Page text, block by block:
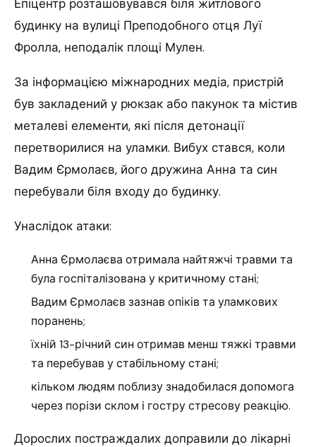
Епіцентр розташовувався біля житлового
будинку на вулиці Преподобного отця Луї
Фролла, неподалік площі Мулен.
За інформацією міжнародних медіа, пристрій
був закладений у рюкзак або пакунок та містив
металеві елементи, які після детонації
перетворилися на уламки. Вибух стався, коли
Вадим Єрмолаєв, його дружина Анна та син
перебували біля входу до будинку.
Унаслідок атаки:
Анна Єрмолаєва отримала найтяжчі травми та
була госпіталізована у критичному стані;
Вадим Єрмолаєв зазнав опіків та уламкових
поранень;
їхній 13-річний син отримав менш тяжкі травми
та перебував у стабільному стані;
кільком людям поблизу знадобилася допомога
через порізи склом і гостру стресову реакцію.
Дорослих постраждалих доправили до лікарні